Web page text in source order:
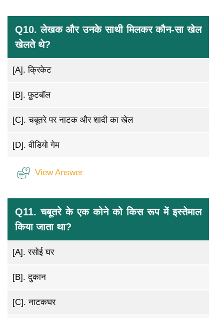
Q10. लेखक और उनके साथी मिलकर कौन-सा खेल
खेलते थे?
[A].क्रिकेट
[B].फ़ुटबॉल
[C].चबूतरे पर नाटक और शादी का खेल
[D].वीडियो गेम
View Answer
Q11. चबूतरे के एक कोने को किस रूप में इस्तेमाल
किया जाता था?
[A].रसोई घर
[B].दुकान
[C].नाटकघर